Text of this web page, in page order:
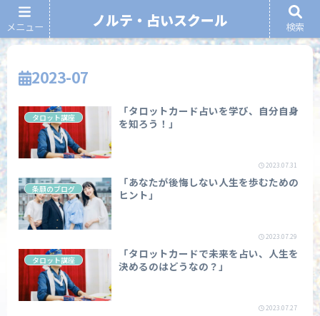
ノルテ・占いスクール
2023-07
タロット講座
「タロットカード占いを学び、自分自身
を知ろう！」
2023.07.31
条願のブログ
「あなたが後悔しない人生を歩むための
ヒント」
2023.07.29
タロット講座
「タロットカードで未来を占い、人生を
決めるのはどうなの？」
2023.07.27
メニュー ノルテ・占いスクール 検索